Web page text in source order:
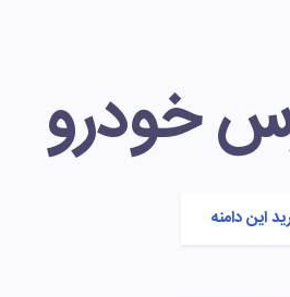
خودرو
این دامنه